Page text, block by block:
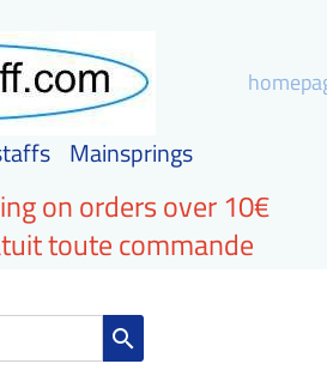
Mainsprings
on orders over 10€
toute commande
search